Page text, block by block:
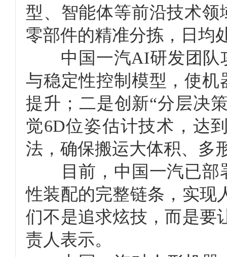
型、智能体等前沿技术
零部件的精准分拣，日均
中国一汽AI研发团队
与稳定性控制模型，使
提升；二是创新“分层决
觉6D位姿估计技术，达
法，确保搬运大体积、多
目前，中国一汽已部
性装配的完整链条，实现
们不是追求炫技，而是要
责人表示。